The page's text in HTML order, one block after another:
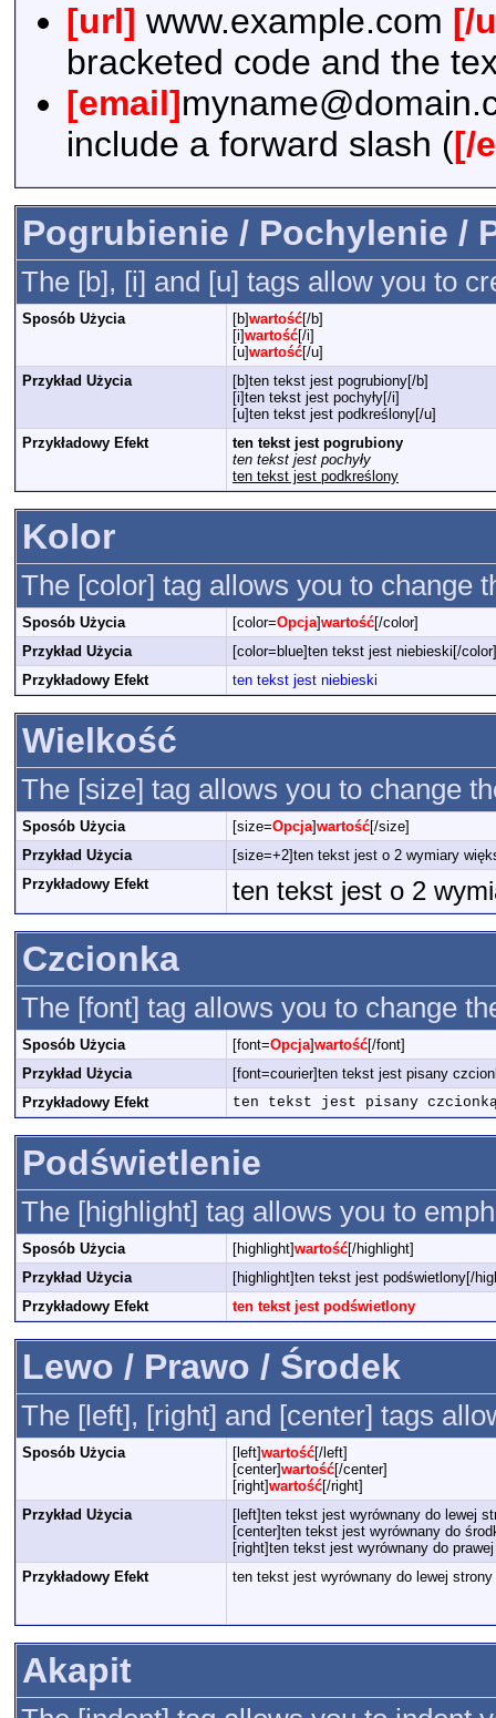
[url] www.example.com [/
bracketed code and the
[email]
include a forward slash ([/
Pogrubienie / Pochylenie /
The [b], [i] and [u] tags allow you to
Sposób Użycia [b]wartość[/b]
[i]wartość[/i]
[u]wartość[/u]
Przykład Użycia
[b]ten tekst jest pogrubiony[/b]
[i]ten tekst jest pochyły[/i]
[u]ten tekst jest podkreślony[/u]
Przykładowy Efekt
ten tekst jest pogrubiony
ten tekst jest pochyły
ten tekst jest podkreślony
Kolor
The [color] tag allows you to change
Sposób Użycia [color=Opcja]wartość[/color]
Przykład Użycia
[color=blue]ten tekst jest niebieski[/color]
Przykładowy Efekt
ten tekst jest niebieski
Wielkość
The [size] tag allows you to change
Sposób Użycia [size=Opcja]wartość[/size]
Przykład Użycia
[size=+2]ten tekst jest o 2 wymiary
Przykładowy Efekt
ten tekst jest o 2
Czcionka
The [font] tag allows you to change
Sposób Użycia [font=Opcja]wartość[/font]
Przykład Użycia
[font=courier]ten tekst jest pisany
Przykładowy Efekt
ten tekst jest pisany
Podświetlenie
The [highlight] tag allows you to
Sposób Użycia [highlight]wartość[/highlight]
Przykład Użycia
[highlight]ten tekst jest podświetlony[/
Przykładowy Efekt
ten tekst jest podświetlony
Lewo / Prawo / Środek
The [left], [right] and [center] tags
Sposób Użycia [left]wartość[/left]
[center]wartość[/center]
[right]wartość[/right]
Przykład Użycia
[left]ten tekst jest wyrównany do lewej
[center]ten tekst jest wyrównany do
[right]ten tekst jest wyrównany do
Przykładowy Efekt
ten tekst jest wyrównany do lewej strony
Akapit